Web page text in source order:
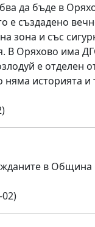
да бъде в
е създадено
зона и със
В Оряхово има
е отделен
няма историята и
в Община